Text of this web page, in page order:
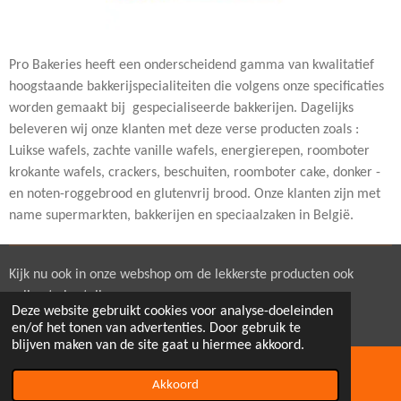
Deze website gebruikt cookies voor analyse-doeleinden
en/of het tonen van advertenties. Door gebruik te
blijven maken van de site gaat u hiermee akkoord.
Akkoord
Pro Bakeries heeft een onderscheidend gamma van kwalitatief
hoogstaande bakkerijspecialiteiten die volgens onze specificaties
worden gemaakt bij gespecialiseerde bakkerijen. Dagelijks
beleveren wij onze klanten met deze verse producten zoals :
Luikse wafels, zachte vanille wafels, energierepen, roomboter
krokante wafels, crackers, beschuiten, roomboter cake, donker -
en noten-roggebrood en glutenvrij brood. Onze klanten zijn met
name supermarkten, bakkerijen en speciaalzaken in België.
Kijk nu ook in onze webshop om de lekkerste producten ook
online te bestellen.
© 2022 - 2026 ProBakeries.eu
Telefoonnummer